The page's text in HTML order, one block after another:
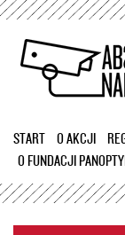
START O AKCJI
O FUNDACJI